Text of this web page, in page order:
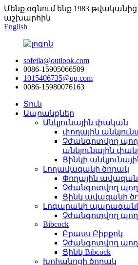
Մենք օգնում ենք 1983
աշխարհին
English
sofeila@outlook.com
0086-15905066509
1015406735@qq.com
0086-15980076163
Տուն
Ապրանքներ
Անկյունային փական
փողային
Չժանգոտվող
անկյունային
Ցինկի
Լողավազանի ծորակ
Փողային
Չժանգոտվող
Ցինկ ավազանի
Լոգարանի
Չժանգոտվող
Bibcock
Բրասս Բիբքոկ
Չժանգոտվող
Ցինկ Bibcock
Խոհանոցի ծորակ